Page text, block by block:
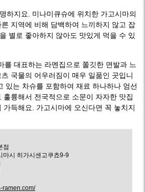
하지요. 미나미큐슈에 위치한 가고시마의
지역에 비해 담백하여 느끼하지 않고 잡
별로 좋아하지 않아도 맛있게 먹을 수 있
를 대표하는 라멘집으로 쫄깃한 면발과 느
국물의 어우러짐이 매우 일품인 곳입니
있는 차슈를 포함하여 재료 하나하나 엄선
훌륭해서 전국적으로 소문이 자자한 맛집
가득해요. 가고시마에 오신다면 꼭 놓치지
점
마시 히가시센고쿠쵸9-9
ramen.com/